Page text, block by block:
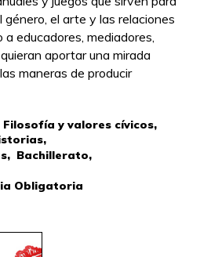
el arte y las relaciones
a educadores, mediadores,
aportar una mirada
maneras de producir
Filosofía y valores cívicos,
Bachillerato,
Obligatoria